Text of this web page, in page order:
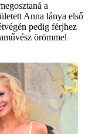
a
Anna lánya első
pedig férjhez
örömmel